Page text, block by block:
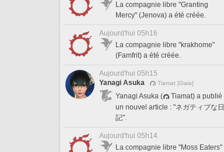
La compagnie libre "Granting
Mercy" (Jenova) a été créée.
Aujourd'hui 05h16
La compagnie libre "krakhome"
(Famfrit) a été créée.
Aujourd'hui 05h15
Yanagi Asuka
Tiamat [Gaia]
Yanagi Asuka (
Tiamat) a publié
un nouvel article : "ネガティブな日
記".
Aujourd'hui 05h14
La compagnie libre "Moss Eaters"